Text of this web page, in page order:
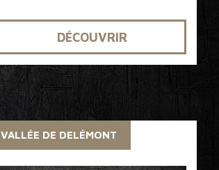
DÉCOUVRIR
VALLÉE DE DELÉMONT